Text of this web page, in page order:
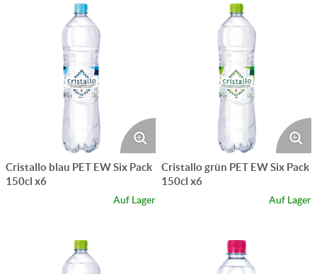
Cristallo blau PET EW Six Pack
150cl x6
Auf Lager
Cristallo grün PET EW Six Pack
150cl x6
Auf Lager